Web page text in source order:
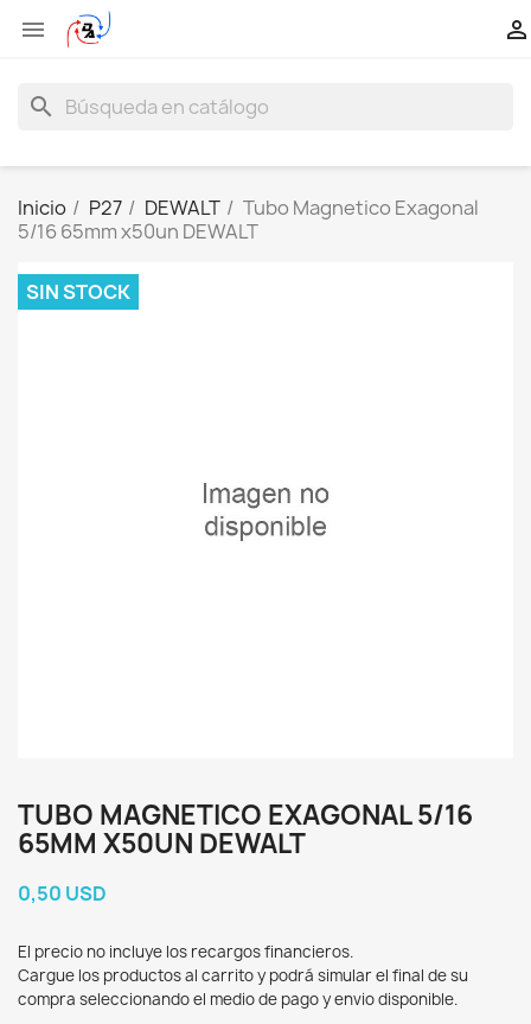
 
search
Inicio P27 DEWALT
Tubo Magnetico Exagonal
5/16 65mm x50un DEWALT
SIN STOCK
TUBO MAGNETICO EXAGONAL 5/16
65MM X50UN DEWALT
0,50 USD
El precio no incluye los recargos financieros.
Cargue los productos al carrito y podrá simular el final de su
compra seleccionando el medio de pago y envio disponible.